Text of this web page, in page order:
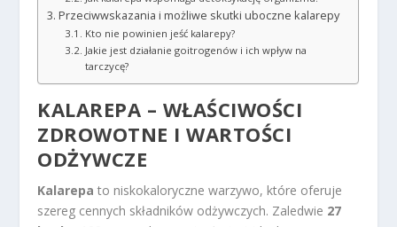
Przeciwwskazania i możliwe skutki uboczne kalarepy
Kto nie powinien jeść kalarepy?
Jakie jest działanie goitrogenów i ich wpływ na
tarczycę?
KALAREPA – WŁAŚCIWOŚCI
ZDROWOTNE I WARTOŚCI
ODŻYWCZE
Kalarepa to niskokaloryczne warzywo, które oferuje
szereg cennych składników odżywczych. Zaledwie 27